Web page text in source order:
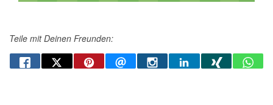
Teile mit Deinen Freunden: